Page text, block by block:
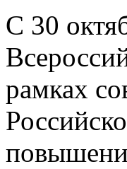
С 30
рамках